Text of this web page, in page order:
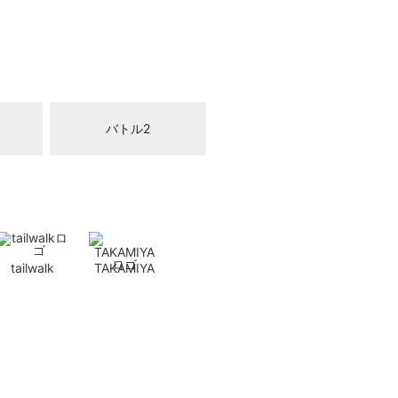
バトル2
tailwalk TAKAMIYA